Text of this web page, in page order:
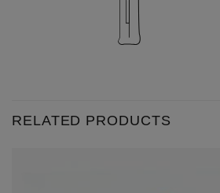
RELATED PRODUCTS